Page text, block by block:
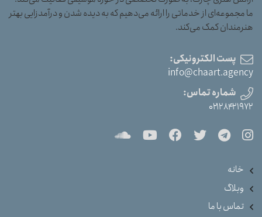
ما مجموعه‌ای از خدماتی را ارائه می‌دهیم که به دیده شدن و درآمدزایی بهتر
هنرمندان کمک می‌کند.
پست الکترونیکی:
info@chaart.agency
شماره تماس:
۰۲۱۲۸۴۲۱۹۷۲
خانه
وبلاگ
تماس با ما